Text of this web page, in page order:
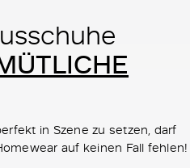
in Szene zu setzen, darf
auf keinen Fall fehlen!